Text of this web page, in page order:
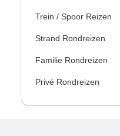
Trein / Spoor Reizen
Strand Rondreizen
Familie Rondreizen
Privé Rondreizen